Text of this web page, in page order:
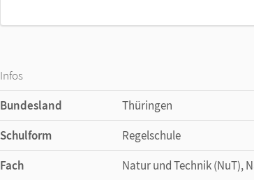
Infos
Bundesland
Thüringen
Schulform
Regelschule
Fach
Natur und Technik (NuT),